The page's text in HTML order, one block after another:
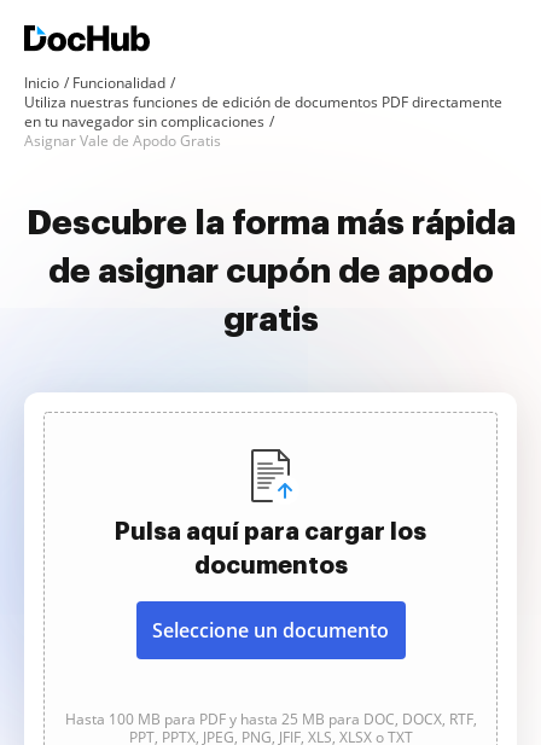
Inicio
Funcionalidad
Utiliza nuestras funciones de edición de documentos PDF directamente
en tu navegador sin complicaciones
Asignar Vale de Apodo Gratis
Descubre la forma más rápida
de asignar cupón de apodo
gratis
Pulsa aquí para cargar los
documentos
Seleccione un documento
Hasta 100 MB para PDF y hasta 25 MB para DOC, DOCX, RTF,
PPT, PPTX, JPEG, PNG, JFIF, XLS, XLSX o TXT